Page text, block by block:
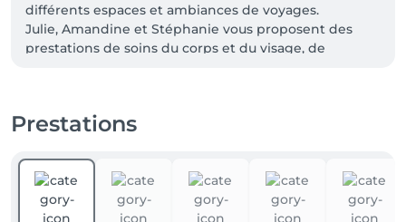
différents espaces et ambiances de voyages.
Julie, Amandine et Stéphanie vous proposent des
prestations de soins du corps et du visage, de
unique et votre bien-être notre priorité.
Prestations